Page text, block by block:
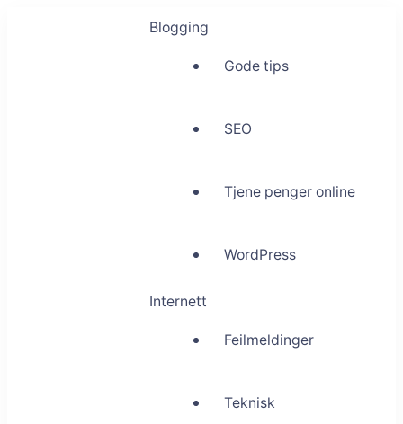
Blogging
Gode tips
SEO
Tjene penger online
WordPress
Internett
Feilmeldinger
Teknisk